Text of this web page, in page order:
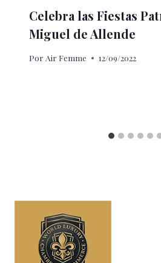
Celebra las Fiestas
Miguel de Allende
Por Air Femme 12/09/2022